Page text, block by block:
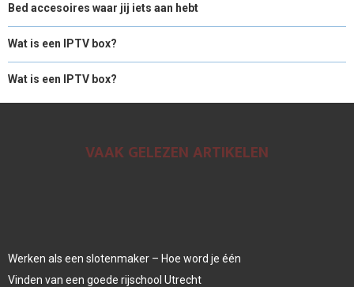
Bed accesoires waar jij iets aan hebt
Wat is een IPTV box?
Wat is een IPTV box?
VAAK GELEZEN ARTIKELEN
Werken als een slotenmaker – Hoe word je één
Vinden van een goede rijschool Utrecht